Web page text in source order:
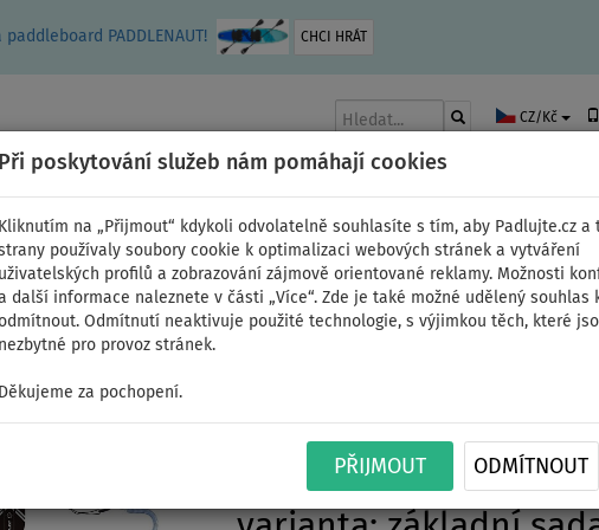
PADDLENAUT! CHCI HRÁT
Při poskytování služeb nám pomáhají cookies
Kliknutím na „Přijmout“ kdykoli odvolatelně souhlasíte s tím, aby Padlujte.cz a
používaly soubory cookie k optimalizaci webových stránek a vytváření
uživatelských profilů a zobrazování zájmově orientované reklamy. Možnosti
další informace naleznete v části „Více“. Zde je také možné udělený souhlas
Odmítnutí neaktivuje použité technologie, s výjimkou těch, které
nezbytné pro provoz stránek.
Děkujeme za pochopení.
PŘIJMOUT ODMÍTNOUT
CZ/Kč
KAJAKY ČLUNY A MOTORY PÁDLA PLACHTY OBLEČENÍ
univerzální
Paddleboard ZRAY
MINICOMBO -